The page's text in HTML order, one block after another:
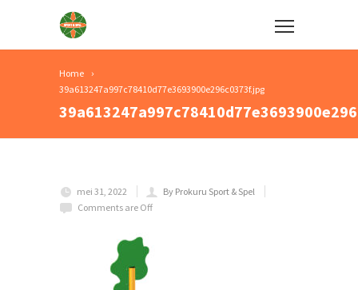
Home
39a613247a997c78410d77e3693900e296c0373f.jpg
mei 31, 2022
By Prokuru Sport & Spel
Comments are Off